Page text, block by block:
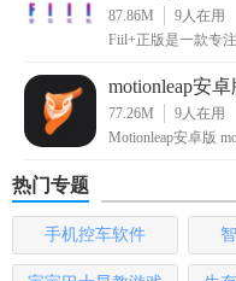
Fiil+ 安卓版凭借其出色
的操作体验，成为了Fiil
歌还是专业音频处理，都
个性化音效以及健康管
贴心的服务。总体来说，
应用。
87.86M 9人在用
Fiil+正版是一款专
motionleap安卓
77.26M 9人在用
热门专题
手机控车软件